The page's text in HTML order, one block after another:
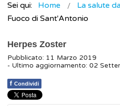
Sei qui: Home La salute
Fuoco di Sant'Antonio
Herpes Zoster
Pubblicato: 11 Marzo 2019
- Ultimo aggiornamento: 02
f Condividi